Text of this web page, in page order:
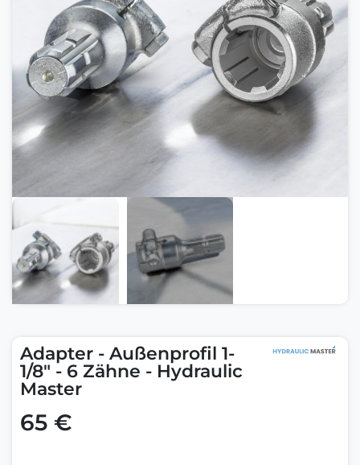
Adapter - Außenprofil 1-
1/8" - 6 Zähne - Hydraulic
Master
65 €